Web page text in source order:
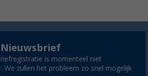
is momenteel niet
We zullen het probleem zo snel mogelijk